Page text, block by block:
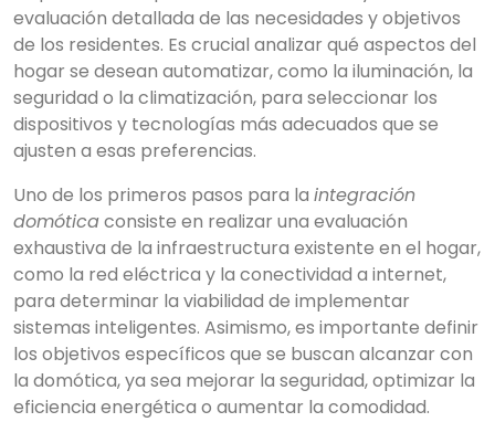
evaluación detallada de las necesidades y objetivos
de los residentes. Es crucial analizar qué aspectos del
hogar se desean automatizar, como la iluminación, la
seguridad o la climatización, para seleccionar los
dispositivos y tecnologías más adecuados que se
ajusten a esas preferencias.
Uno de los primeros pasos para la integración
domóticaconsiste en realizar una evaluación
exhaustiva de la infraestructura existente en el hogar,
como la red eléctrica y la conectividad a internet,
para determinar la viabilidad de implementar
sistemas inteligentes. Asimismo, es importante definir
los objetivos específicos que se buscan alcanzar con
la domótica, ya sea mejorar la seguridad, optimizar la
eficiencia energética o aumentar la comodidad.